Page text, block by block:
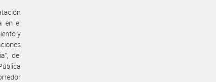
en el
y
del